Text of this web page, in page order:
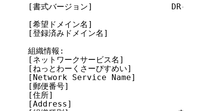
[書式バージョン]                DR-NE-10.0
[希望ドメイン名]
[登録済みドメイン名]
組織情報:
[ネットワークサービス名]
[ねっとわーくさーびすめい]
[Network Service Name]
[郵便番号]
[住所]
[Address]